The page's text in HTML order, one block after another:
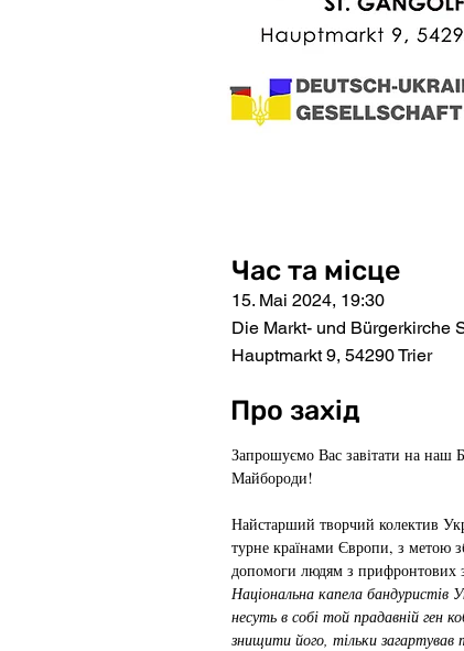
Час та місце
15. Mai 2024, 19:30
Die Markt- und Bürgerkirche
Hauptmarkt 9, 54290 Trier
Про захід
Запрошуємо Вас завітати на наш
Майбороди!
Найстарший творчий колектив
турне країнами Європи, з метою
допомоги людям з прифронтових
Національна капела бандуристів
несуть в собі той прадавній ген
знищити його, тільки загартував